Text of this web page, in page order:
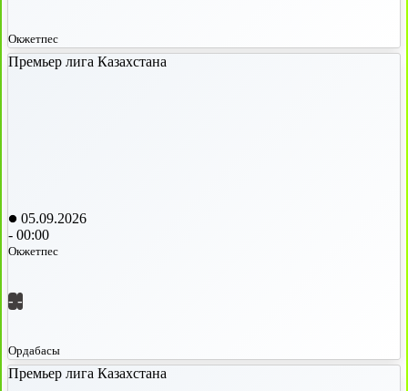
Окжетпес
Премьер лига Казахстана
05.09.2026
- 00:00
Окжетпес
- -
Ордабасы
Премьер лига Казахстана